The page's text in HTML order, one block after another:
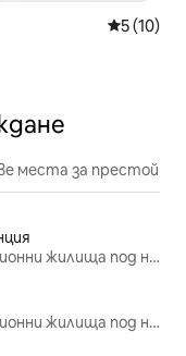
Средна
5 (10)
места за престой
Ваканционни жилища под наем
Ваканционни жилища под наем